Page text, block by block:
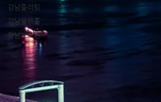
강남플러팅
강남블랙홀
강남보스턴